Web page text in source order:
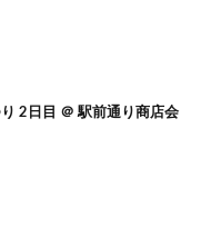
2日目 ＠ 駅前通り商店会